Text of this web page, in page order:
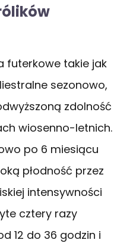
futerkowe takie jak
sezonowo,
zdolność
wiosenno-letnich.
po 6 miesiącu
płodność przez
intensywności
cztery razy
12 do 36 godzin i